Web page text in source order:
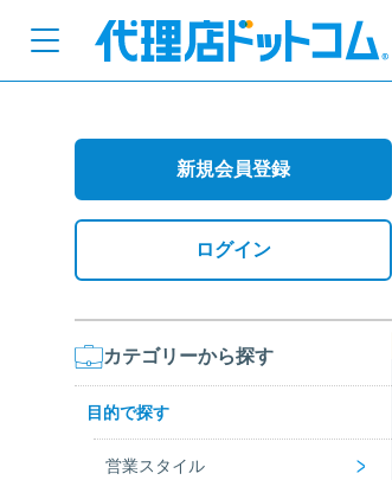
新規会員登録
ログイン
カテゴリーから探す
目的で探す
営業スタイル >